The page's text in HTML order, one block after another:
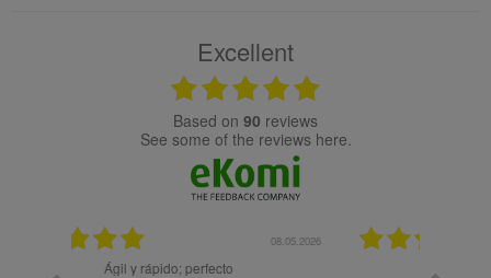
Excellent
based on 90 reviews
see some of the reviews here.
08.04.2026
Muy bien